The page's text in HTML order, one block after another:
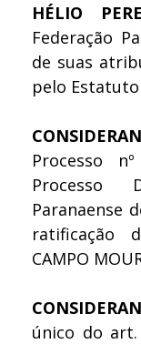
HÉLIO
Federação
de suas
pelo
Processo
Processo
Paranaense
ratificação
CAMPO
único do